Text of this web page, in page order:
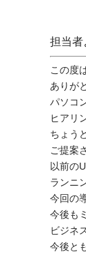
担当者
この度
ありが
パソコ
ヒアリ
ちょう
ご提案
以前の
ランニ
今回の
今後も
ビジネ
今後と